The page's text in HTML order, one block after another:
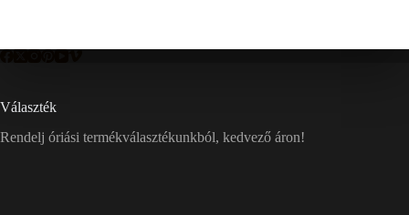
Választék
Rendelj óriási termékválasztékunkból, kedvező áron!